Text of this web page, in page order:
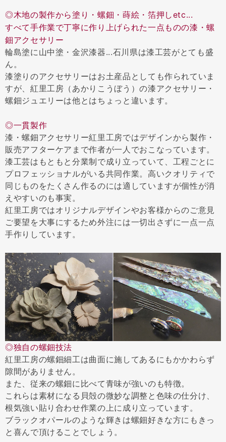
◎木地の製作から塗り・螺鈿・蒔絵・箔押しetc...
すべて手作業で丁寧に作り上げられた一点ものの漆・螺
鈿アクセサリー
輪島塗に山中塗・金沢漆器...石川県は漆工芸がとても盛
ん。
漆塗りのアクセサリーはお土産品としても作られていま
すが、紅里工房（あかりこうぼう）の漆アクセサリー・
螺鈿ジュエリーは他とはちょっと違います。
◎一貫製作
漆・螺鈿アクセサリー紅里工房ではデザインから製作・
販売アフターケアまで作者が一人でおこなっています。
漆工芸はもともと分業制で成り立っていて、工程ごとに
プロフェッショナルがいる共同作業。高いクオリティで
同じものをたくさん作るのには適していますが個性が消
えやすいのも事実。
紅里工房ではオリジナルデザインやお客様からのご意見
ご要望を大事にするため外注には一切出さずに一点一点
手作りしています。
◎独自の螺鈿技法
紅里工房の螺鈿細工は曲面に施してあるにもかかわらず
隙間がありません。
また、従来の螺鈿に比べて青味が強いのも特徴。
これらは素材になる貝殻の微妙な調整と色味の仕分け、
根気強い貼り合わせ作業の上に成り立っています。
ブラックオパールのような輝きは螺鈿好きな方にもきっ
と喜んで頂けることでしょう。